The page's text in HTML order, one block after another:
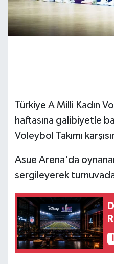
Türkiye A Milli Kadın
haftasına galibiyetle
Voleybol Takımı
Asue Arena'da
sergileyerek